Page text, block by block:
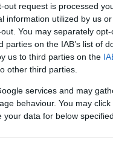
request is processed
information utilized by us
You may separately
on the IAB’s list of
us to third parties on the
other third parties.
services and may
behaviour. You may
data for below
e volto
insieme
Mangionee
Family .